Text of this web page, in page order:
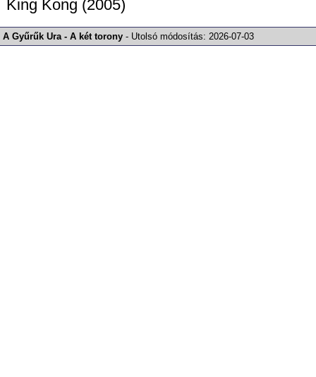
King Kong (2005)
A Gyűrűk Ura - A két torony - Utolsó módosítás:2026-07-03